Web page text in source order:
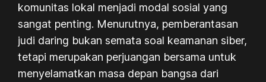
komunitas lokal menjadi modal sosial yang
sangat penting. Menurutnya, pemberantasan
judi daring bukan semata soal keamanan siber,
tetapi merupakan perjuangan bersama untuk
menyelamatkan masa depan bangsa dari